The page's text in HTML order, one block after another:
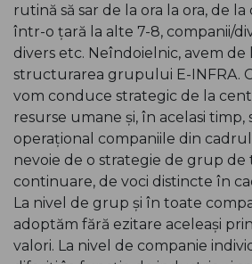
rutină să sar de la ora la ora, de
într-o țară la alte 7-8, companii/
divers etc. Neîndoielnic, avem
structurarea grupului E-INFRA.
vom conduce strategic de la
resurse umane și, în acelasi timp,
operațional companiile din
nevoie de o strategie de grup de
continuare, de voci distincte în
La nivel de grup și în toate
adoptăm fără ezitare aceleași
valori. La nivel de companie